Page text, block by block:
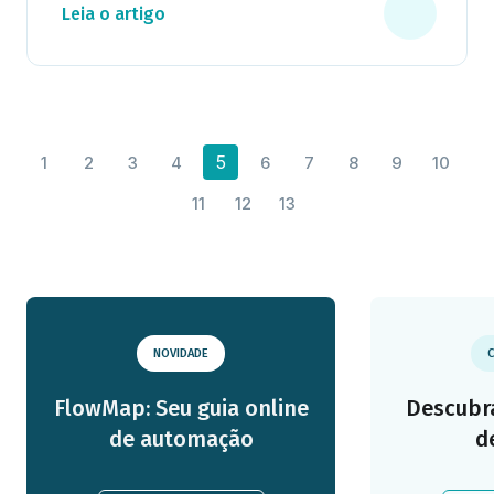
Leia o artigo
1 2 3 4 5 6 7 8 9
10
11
12 13
NOVIDADE
FlowMap: Seu guia online
de automação